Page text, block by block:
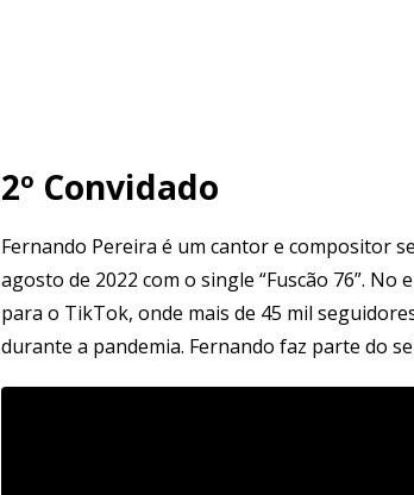
2º Convidado
Fernando Pereira é um cantor e compositor
agosto de 2022 com o single “Fuscão 76”.
para o TikTok, onde mais de 45 mil
durante a pandemia. Fernando faz parte do